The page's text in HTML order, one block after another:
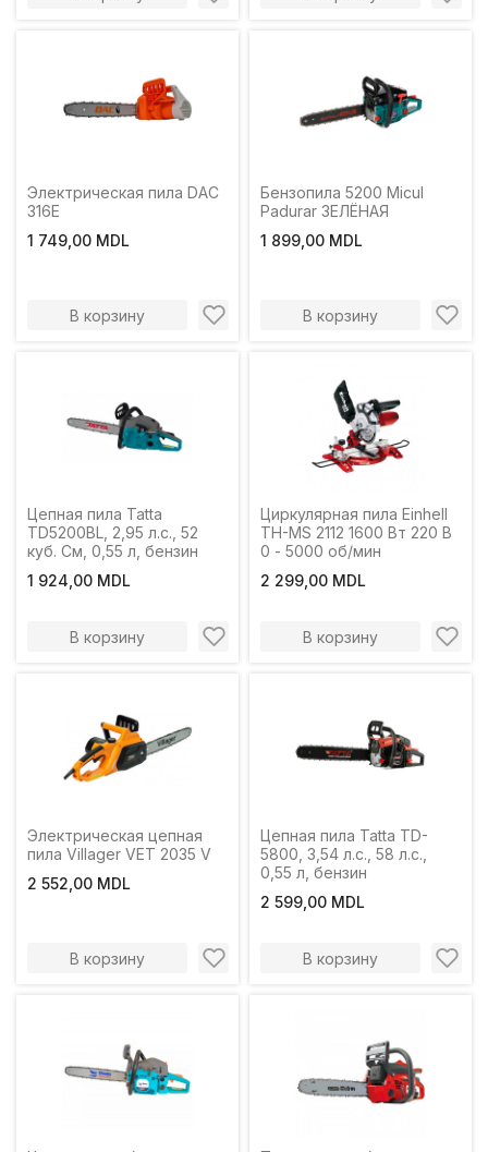
Электрическая пила DAC
316E
1 749,00 MDL
В корзину
Бензопила 5200 Micul
Padurar ЗЕЛЁНАЯ
1 899,00 MDL
В корзину
Цепная пила Tatta
TD5200BL, 2,95 л.с., 52
куб. См, 0,55 л, бензин
1 924,00 MDL
В корзину
Циркулярная пила Einhell
TH-MS 2112 1600 Вт 220 В
0 - 5000 об/мин
2 299,00 MDL
В корзину
Электрическая цепная
пила Villager VET 2035 V
2 552,00 MDL
В корзину
Цепная пила Tatta TD-
5800, 3,54 л.с., 58 л.с.,
0,55 л, бензин
2 599,00 MDL
В корзину